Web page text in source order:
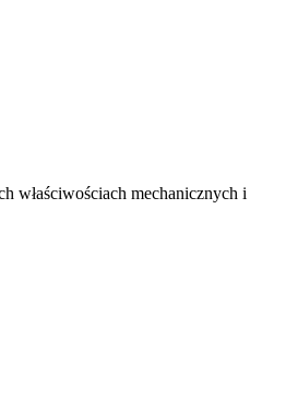
właściwościach mechanicznych i